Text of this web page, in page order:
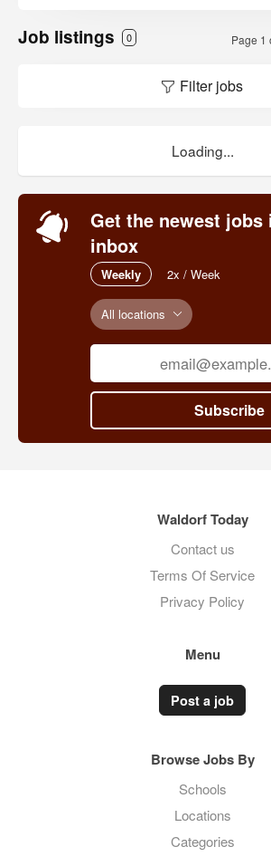
L’École Imagine, membre associé
America) et de WECAN (Waldorf
« Nature - Plein air » et « Arts –
Job listings 0 Page 1
Filter jobs
Loading...
Get the newest jobs
inbox
Weekly 2x / Week
All locations
Subscribe
Waldorf Today
Contact us
Terms Of Service
Privacy Policy
Menu
Post a job
Browse Jobs By
Schools
Locations
Categories